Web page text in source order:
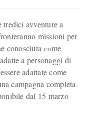
tredici avventure a
missioni per
conosciuta come
a personaggi di
adattate come
campagna completa.
dal 15 marzo